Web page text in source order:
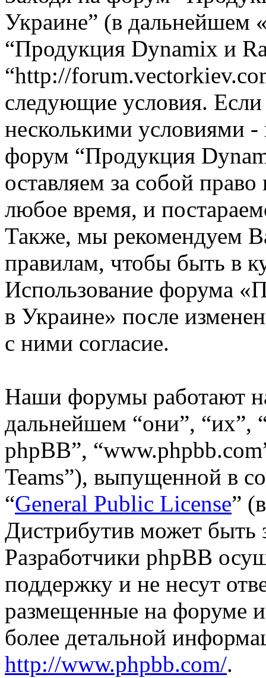
Украине” (в дальнейшем
“Продукция Dynamix и
“http://
следующие условия.
несколькими условиями -
форум “Продукция
оставляем за собой
любое время, и
Также, мы рекомендуем
правилам, чтобы быть в
Использование форума
в Украине» после
с ними согласие.
Наши форумы работают
дальнейшем “они”, “их”,
phpBB”,
Teams”), выпущенной в
“General Public License”
Дистрибутив может быть
Разработчики phpBB
поддержку и не несут
размещенные на форуме
более детальной
http://www.phpbb.com/.